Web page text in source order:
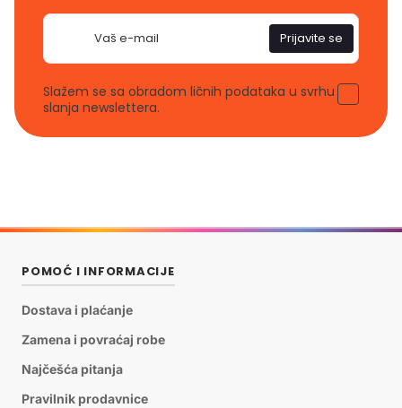
Prijavite se
Slažem se sa obradom ličnih podataka u svrhu
slanja newslettera.
POMOĆ I INFORMACIJE
Dostava i plaćanje
Zamena i povraćaj robe
Najčešća pitanja
Pravilnik prodavnice